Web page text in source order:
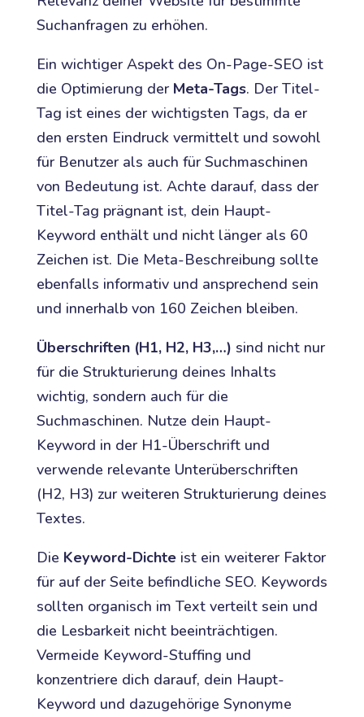
Suchanfragen zu erhöhen.
Ein wichtiger Aspekt des On-Page-SEO ist
die Optimierung der Meta-Tags. Der Titel-
Tag ist eines der wichtigsten Tags, da er
den ersten Eindruck vermittelt und sowohl
für Benutzer als auch für Suchmaschinen
von Bedeutung ist. Achte darauf, dass der
Titel-Tag prägnant ist, dein Haupt-
Keyword enthält und nicht länger als 60
Zeichen ist. Die Meta-Beschreibung sollte
ebenfalls informativ und ansprechend sein
und innerhalb von 160 Zeichen bleiben.
Überschriften (H1, H2, H3,…) sind nicht nur
für die Strukturierung deines Inhalts
wichtig, sondern auch für die
Suchmaschinen. Nutze dein Haupt-
Keyword in der H1-Überschrift und
verwende relevante Unterüberschriften
(H2, H3) zur weiteren Strukturierung deines
Textes.
Die Keyword-Dichteist ein weiterer Faktor
für auf der Seite befindliche SEO. Keywords
sollten organisch im Text verteilt sein und
die Lesbarkeit nicht beeinträchtigen.
Vermeide Keyword-Stuffing und
konzentriere dich darauf, dein Haupt-
Keyword und dazugehörige Synonyme